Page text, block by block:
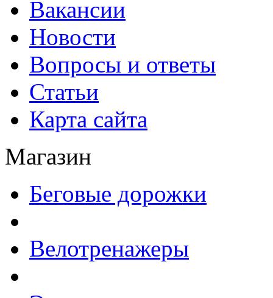
Вакансии
Новости
Вопросы и ответы
Статьи
Карта сайта
Магазин
Беговые дорожки
Велотренажеры